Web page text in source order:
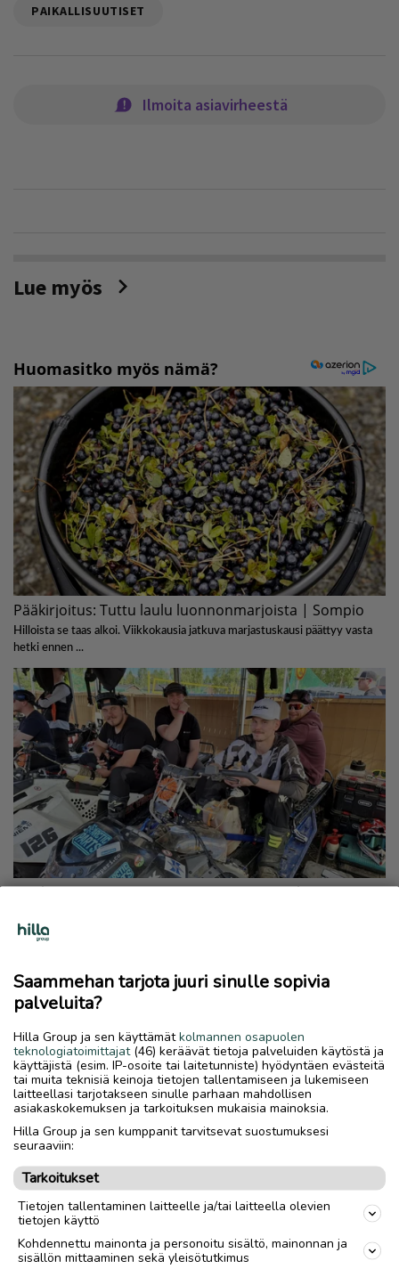
PAIKALLISUUTISET
Ilmoita asiavirheestä
Lue myös
Saammehan tarjota juuri sinulle sopivia
palveluita?
Hilla Group ja sen käyttämätkolmannen osapuolen
teknologiatoimittajat(46) keräävät tietoja palveluiden käytöstä ja
käyttäjistä (esim. IP-osoite tai laitetunniste) hyödyntäen evästeitä
tai muita teknisiä keinoja tietojen tallentamiseen ja lukemiseen
laitteellasi tarjotakseen sinulle parhaan mahdollisen
asiakaskokemuksen ja tarkoituksen mukaisia mainoksia.
Hilla Group ja sen kumppanit tarvitsevat suostumuksesi
seuraaviin:
Tarkoitukset
Tietojen tallentaminen laitteelle ja/tai laitteella olevien
tietojen käyttö
Kohdennettu mainonta ja personoitu sisältö, mainonnan ja
sisällön mittaaminen sekä yleisötutkimus